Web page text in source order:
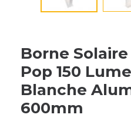
Borne
Pop 150
Blanche
600mm